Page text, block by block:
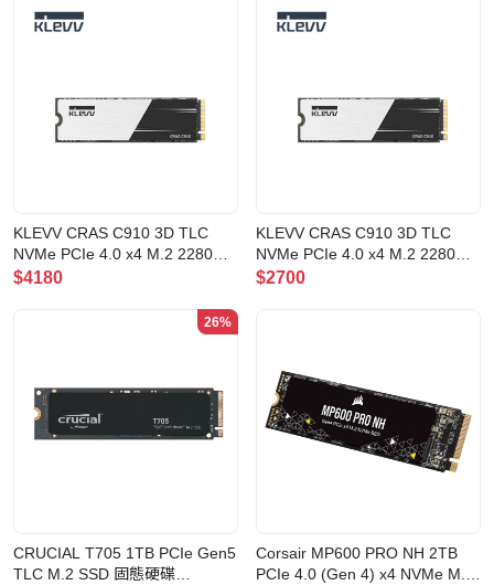
KLEVV CRAS C910 3D TLC
NVMe PCIe 4.0 x4 M.2 2280
SSD 4TB(K04TBM2SP0-C91)
$4180
KLEVV CRAS C910 3D TLC
NVMe PCIe 4.0 x4 M.2 2280
SSD 2TB(K02TBM2SP0-C91)
$2700
26%
CRUCIAL T705 1TB PCIe Gen5
TLC M.2 SSD 固態硬碟
Corsair MP600 PRO NH 2TB
PCIe 4.0 (Gen 4) x4 NVMe M.2